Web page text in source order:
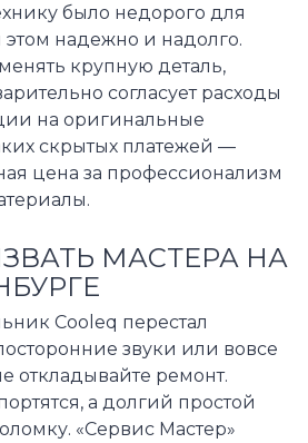
было недорого для
надежно и надолго.
крупную деталь,
согласует расходы
на оригинальные
скрытых платежей —
цена за профессионализм
МАСТЕРА НА
Cooleq перестал
звуки или вовсе
откладывайте ремонт.
а долгий простой
«Сервис Мастер»